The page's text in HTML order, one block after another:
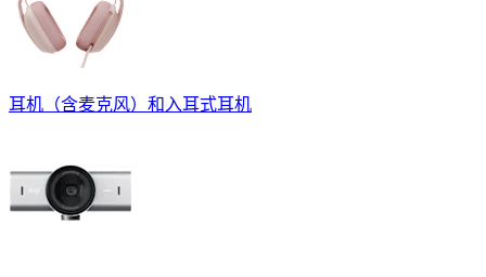
耳机（含麦克风）和入耳式耳机